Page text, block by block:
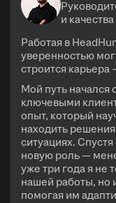
и качества
Работая в
уверенностью
строится карьера
Мой путь начался
ключевыми
опыт, который
находить
ситуациях.
новую роль —
уже три года я не
нашей работы, но
помогая им